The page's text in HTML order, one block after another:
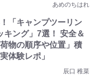
あめのちはれ
「キャンプツーリン
キング」7選！ 安全＆
物の順序や位置」積
体験レポ」
辰口 稚菜